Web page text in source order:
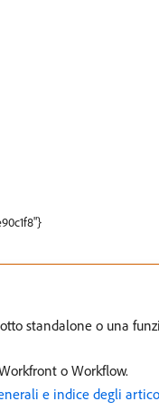
standalone o una
o Workflow.
e indice degli